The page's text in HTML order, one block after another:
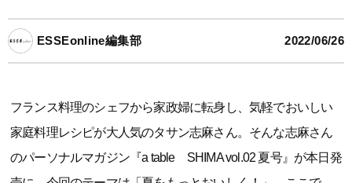
ESSEonline編集部 2022/06/26
フランス料理のシェフから家政婦に転身し、気軽でおいしい
家庭料理レシピが大人気のタサン志麻さん。そんな志麻さん
のパーソナルマガジン『a table SHIMA vol.02 夏号』が本日発